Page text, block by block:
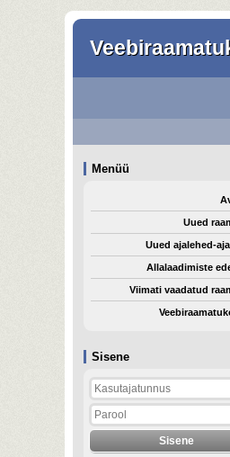
Sisene
Menüü
Uued
Uued ajalehed-
Allalaadimiste
Viimati vaadatud